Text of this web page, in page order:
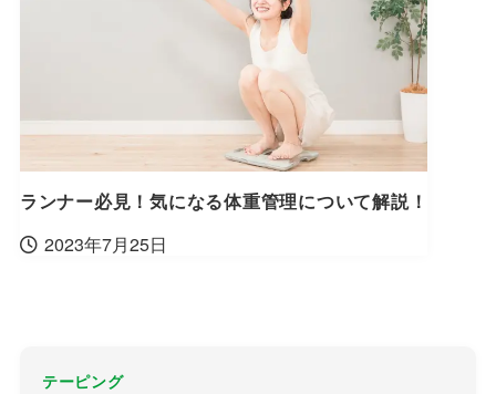
ランナー必見！気になる体重管理について解説！
2023年7月25日
テーピング